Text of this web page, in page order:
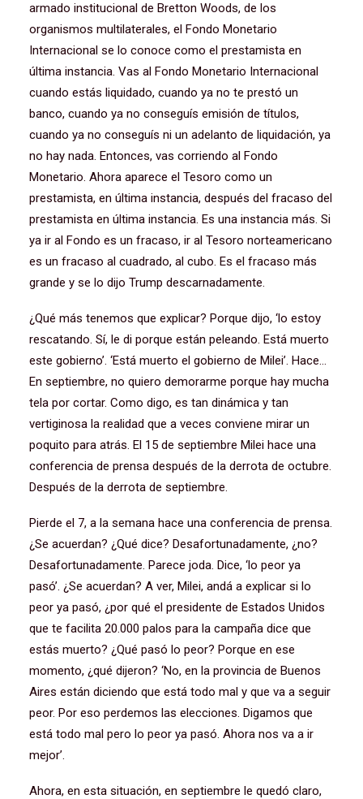
armado institucional de Bretton Woods, de los
organismos multilaterales, el Fondo Monetario
Internacional se lo conoce como el prestamista en
última instancia. Vas al Fondo Monetario Internacional
cuando estás liquidado, cuando ya no te prestó un
banco, cuando ya no conseguís emisión de títulos,
cuando ya no conseguís ni un adelanto de liquidación, ya
no hay nada. Entonces, vas corriendo al Fondo
Monetario. Ahora aparece el Tesoro como un
prestamista, en última instancia, después del fracaso del
prestamista en última instancia. Es una instancia más. Si
ya ir al Fondo es un fracaso, ir al Tesoro norteamericano
es un fracaso al cuadrado, al cubo. Es el fracaso más
grande y se lo dijo Trump descarnadamente.
¿Qué más tenemos que explicar? Porque dijo, ‘lo estoy
rescatando. Sí, le di porque están peleando. Está muerto
este gobierno’. ‘Está muerto el gobierno de Milei’. Hace…
En septiembre, no quiero demorarme porque hay mucha
tela por cortar. Como digo, es tan dinámica y tan
vertiginosa la realidad que a veces conviene mirar un
poquito para atrás. El 15 de septiembre Milei hace una
conferencia de prensa después de la derrota de octubre.
Después de la derrota de septiembre.
Pierde el 7, a la semana hace una conferencia de prensa.
¿Se acuerdan? ¿Qué dice? Desafortunadamente, ¿no?
Desafortunadamente. Parece joda. Dice, ‘lo peor ya
pasó’. ¿Se acuerdan? A ver, Milei, andá a explicar si lo
peor ya pasó, ¿por qué el presidente de Estados Unidos
que te facilita 20.000 palos para la campaña dice que
estás muerto? ¿Qué pasó lo peor? Porque en ese
momento, ¿qué dijeron? ‘No, en la provincia de Buenos
Aires están diciendo que está todo mal y que va a seguir
peor. Por eso perdemos las elecciones. Digamos que
está todo mal pero lo peor ya pasó. Ahora nos va a ir
mejor’.
Ahora, en esta situación, en septiembre le quedó claro,